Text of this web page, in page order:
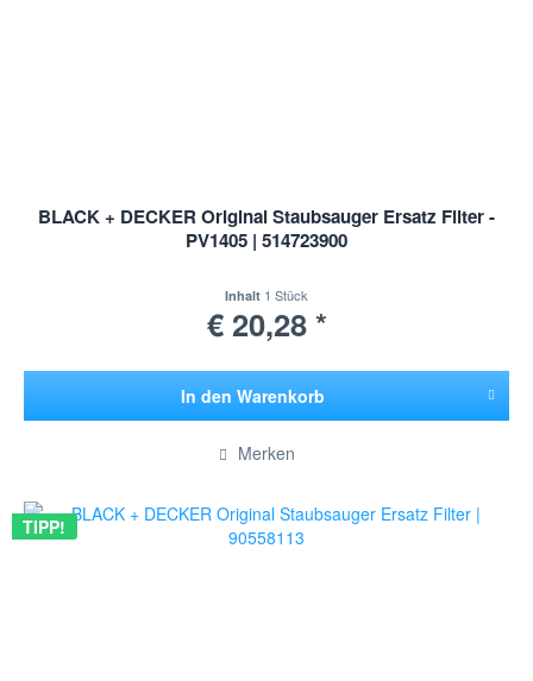
BLACK + DECKER Original Staubsauger Ersatz Filter -
PV1405 | 514723900
Inhalt 1 Stück
€ 20,28 *
In den Warenkorb
Hinzugefügt
Merken
TIPP!